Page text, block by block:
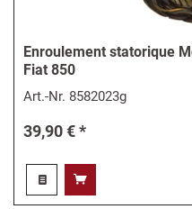
Enroulement statorique
Fiat 850
Art.-Nr. 8582023g
39,90 € *